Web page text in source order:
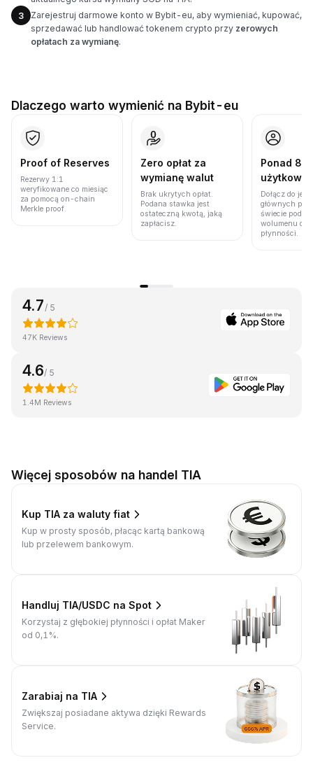
3
Zarejestruj darmowe konto w Bybit-eu, aby wymieniać, kupować,
sprzedawać lub handlować tokenem crypto przy zerowych
opłatach za wymianę.
Dlaczego warto wymienić na Bybit-eu
Proof of Reserves
Rezerwy 1:1
weryfikowane co miesiąc
za pomocą on-chain
Merkle proof.
Zero opłat za
wymianę walut
Brak ukrytych opłat.
Podana stawka jest
ostateczną kwotą, jaką
zapłacisz.
Ponad 86
Dołącz do
głównych
świecie pod
wolumenu
płynności.
4.7 / 5
47K Reviews
4.6/ 5
1.4M Reviews
Więcej sposobów na handel TIA
Kup TIA za waluty fiat
Kup w prosty sposób, płacąc kartą bankową
lub przelewem bankowym.
Handluj TIA/USDC na Spot
Korzystaj z głębokiej płynności i opłat Maker
od 0,1%.
Zarabiaj na TIA
Zwiększaj posiadane aktywa dzięki Rewards
Service.